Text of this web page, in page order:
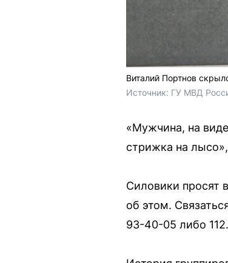
Виталий Портнов
Источник: ГУ МВД
«Мужчина, на
стрижка на
Силовики просят
об этом.
93-40-05 либо 112.